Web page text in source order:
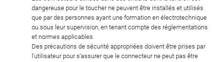
dangereuse pour le toucher ne peuvent être installés et utilisés
que par des personnes ayant une formation en électrotechnique
ou sous leur supervision, en tenant compte des réglementations
et normes applicables.
Des précautions de sécurité appropriées doivent être prises par
l'utilisateur pour s'assurer que le connecteur ne peut pas être